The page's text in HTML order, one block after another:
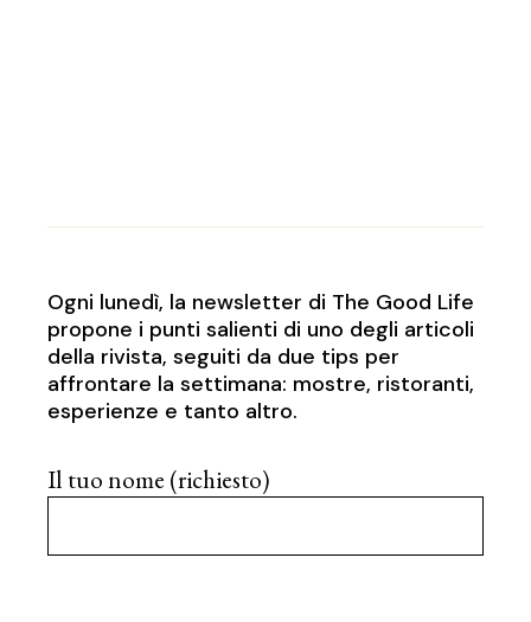
Ogni lunedì, la newsletter di The Good Life
propone i punti salienti di uno degli articoli
della rivista, seguiti da due tips per
affrontare la settimana: mostre, ristoranti,
esperienze e tanto altro.
Il tuo nome (richiesto)